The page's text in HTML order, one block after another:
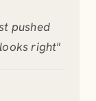
pushed
right"